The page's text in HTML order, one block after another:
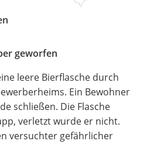
English
Français
Polski
Português
Türkçe Việt
geworfen
leere Bierflasche durch
Ein Bewohner
schließen. Die Flasche
verletzt wurde er nicht.
versuchter gefährlicher